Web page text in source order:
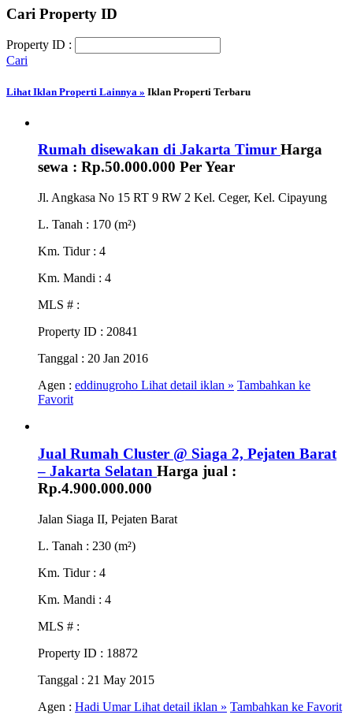
Cari Property ID
Property ID :
Cari
Lihat Iklan Properti Lainnya » Iklan Properti Terbaru
Rumah disewakan di Jakarta Timur Harga
sewa : Rp.50.000.000 Per Year
Jl. Angkasa No 15 RT 9 RW 2 Kel. Ceger, Kel. Cipayung
L. Tanah : 170 (m²)
Km. Tidur : 4
Km. Mandi : 4
MLS # :
Property ID : 20841
Tanggal : 20 Jan 2016
Agen : eddinugroho Lihat detail iklan » Tambahkan ke
Favorit
Jual Rumah Cluster @ Siaga 2, Pejaten Barat
– Jakarta Selatan Harga jual :
Rp.4.900.000.000
Jalan Siaga II, Pejaten Barat
L. Tanah : 230 (m²)
Km. Tidur : 4
Km. Mandi : 4
MLS # :
Property ID : 18872
Tanggal : 21 May 2015
Agen : Hadi UmarLihat detail iklan » Tambahkan ke Favorit